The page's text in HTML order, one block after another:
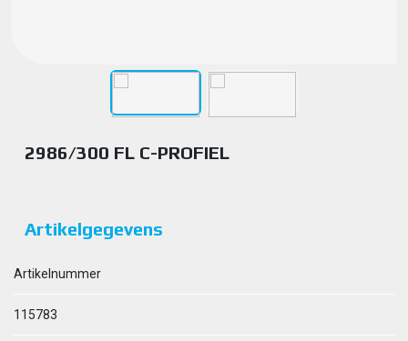
2986/300 FL C-PROFIEL
Artikelgegevens
Artikelnummer
115783